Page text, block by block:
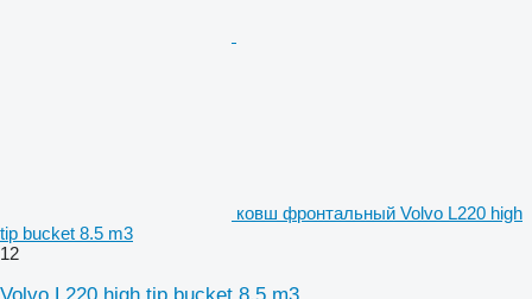
ковш фронтальный Volvo L220 high
tip bucket 8.5 m3
12